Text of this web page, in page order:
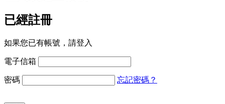
已經註冊
如果您已有帳號，請登入
電子信箱
密碼 忘記密碼？